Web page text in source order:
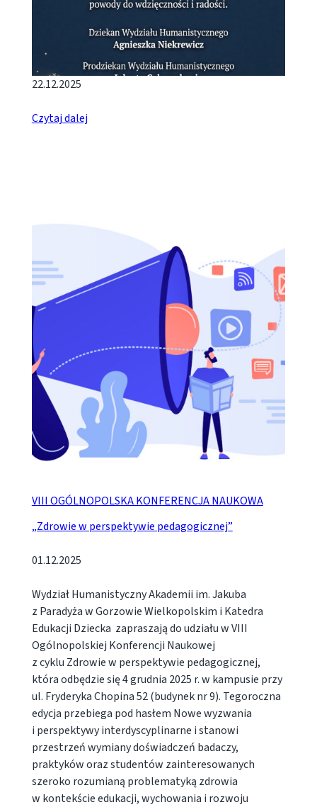
22.12.2025
Czytaj dalej
VIII OGÓLNOPOLSKA KONFERENCJA NAUKOWA
„Zdrowie w perspektywie pedagogicznej”
01.12.2025
Wydział Humanistyczny Akademii im. Jakuba
z Paradyża w Gorzowie Wielkopolskim i Katedra
Edukacji Dziecka zapraszają do udziału w VIII
Ogólnopolskiej Konferencji Naukowej
z cyklu Zdrowie w perspektywie pedagogicznej,
która odbędzie się 4 grudnia 2025 r. w kampusie przy
ul. Fryderyka Chopina 52 (budynek nr 9). Tegoroczna
edycja przebiega pod hasłem Nowe wyzwania
i perspektywy interdyscyplinarne i stanowi
przestrzeń wymiany doświadczeń badaczy,
praktyków oraz studentów zainteresowanych
szeroko rozumianą problematyką zdrowia
w kontekście edukacji, wychowania i rozwoju